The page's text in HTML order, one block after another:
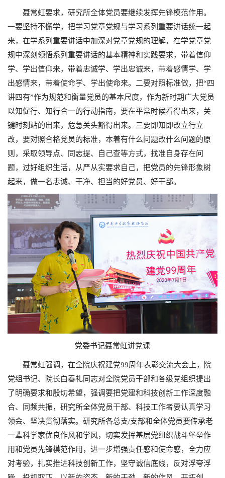
聂常虹要求，研究所全体党员要继续发挥先锋模范作用。
一要坚持不懈学，把学习党章党规与学习系列重要讲话统一起
来，在学系列重要讲话中加深对党章党规的理解，在学党章党
规中深刻领悟系列重要讲话的基本精神和实践要求，带着信仰
学、学出信仰来，带着忠诚学、学出忠诚来，带着感情学、学
出感情来，带着使命学、学出使命来。二要对照标准做，把“四
讲四有”作为规范和衡量党员的基本尺度，作为新时期广大党员
以知促行、知行合一的行动指南，要在平常时候看得出来，关
键时刻站的出来，危急关头豁得出来。三要即知即改立行立
改，要对照合格党员的标准，本着有什么问题改什么问题的原
则，采取领导点、同志提、自己查等方式，找准自身存在问
题，过好组织生活，从严从实要求自己，把党员的先锋形象树
起来，做一名忠诚、干净、担当的好党员、好干部。
党委书记聂常虹讲党课
聂常虹强调，在全院庆祝建党99周年表彰交流大会上，院
党组书记、院长白春礼同志对全院党员干部和各级党组织提出
了明确要求和殷切希望，强调要把党建和科技创新工作深度融
合、同频共振，研究所全体党员干部、科技工作者要认真学习
领会、坚决贯彻落实。研究所各总支/支部和全体党员要传承老
一辈科学家优良作风和学风，切实发挥基层党组织战斗堡垒作
用和党员先锋模范作用，进一步增强责任感和使命感，全力应
对考验，扎实推进科技创新工作，坚守诚信底线，反对浮夸浮